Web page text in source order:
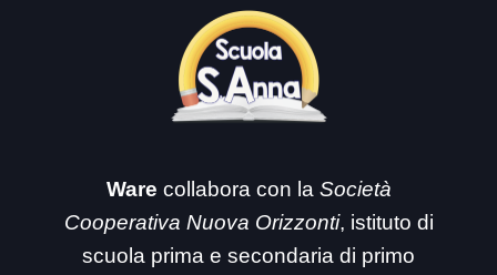
Ware collabora con la Società
Cooperativa Nuova Orizzonti, istituto di
scuola prima e secondaria di primo